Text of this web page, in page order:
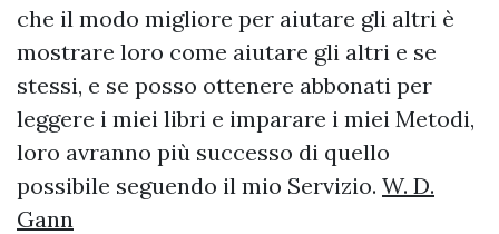
che il modo migliore per aiutare gli altri è
mostrare loro come aiutare gli altri e se
stessi, e se posso ottenere abbonati per
leggere i miei libri e imparare i miei Metodi,
loro avranno più successo di quello
possibile seguendo il mio Servizio. W. D.
Gann